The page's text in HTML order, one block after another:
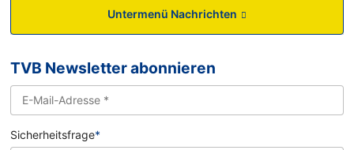
Untermenü Nachrichten
TVB Newsletter abonnieren
Sicherheitsfrage*